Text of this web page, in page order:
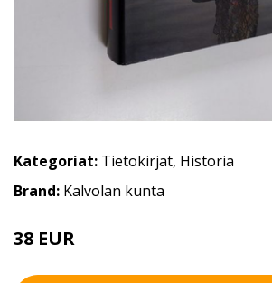
Kategoriat: Tietokirjat, Historia
Brand: Kalvolan kunta
38 EUR